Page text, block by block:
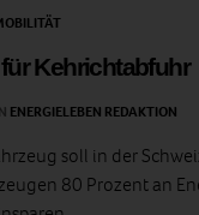
Kehrichtabfuhr
ENERGIELEBEN REDAKTION
soll in der
80 Prozent an